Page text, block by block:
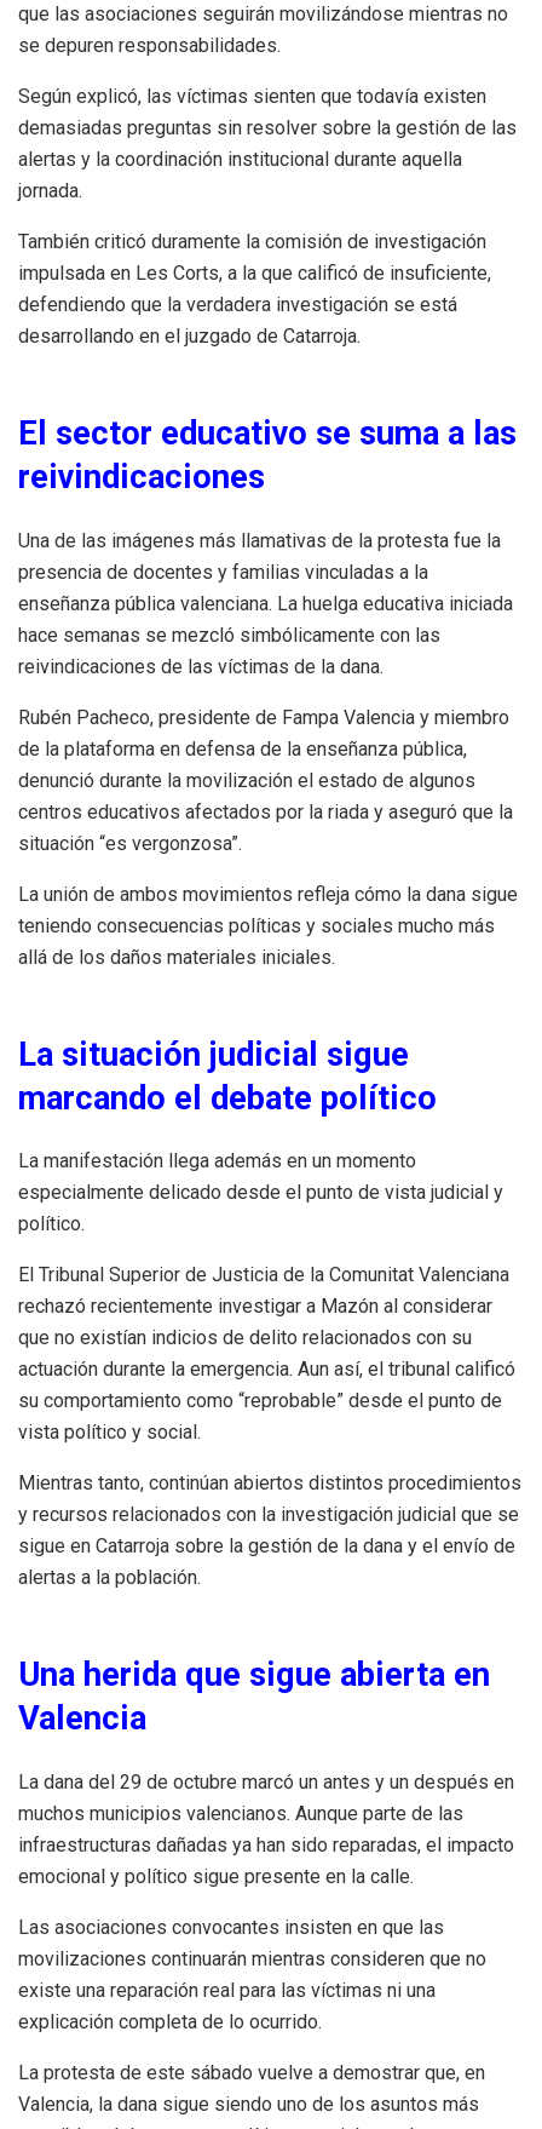
que las asociaciones seguirán movilizándose mientras no
se depuren responsabilidades.
Según explicó, las víctimas sienten que todavía existen
demasiadas preguntas sin resolver sobre la gestión de las
alertas y la coordinación institucional durante aquella
jornada.
También criticó duramente la comisión de investigación
impulsada en Les Corts, a la que calificó de insuficiente,
defendiendo que la verdadera investigación se está
desarrollando en el juzgado de Catarroja.
El sector educativo se suma a las
reivindicaciones
Una de las imágenes más llamativas de la protesta fue la
presencia de docentes y familias vinculadas a la
enseñanza pública valenciana. La huelga educativa iniciada
hace semanas se mezcló simbólicamente con las
reivindicaciones de las víctimas de la dana.
Rubén Pacheco, presidente de Fampa Valencia y miembro
de la plataforma en defensa de la enseñanza pública,
denunció durante la movilización el estado de algunos
centros educativos afectados por la riada y aseguró que la
situación “es vergonzosa”.
La unión de ambos movimientos refleja cómo la dana sigue
teniendo consecuencias políticas y sociales mucho más
allá de los daños materiales iniciales.
La situación judicial sigue
marcando el debate político
La manifestación llega además en un momento
especialmente delicado desde el punto de vista judicial y
político.
El Tribunal Superior de Justicia de la Comunitat Valenciana
rechazó recientemente investigar a Mazón al considerar
que no existían indicios de delito relacionados con su
actuación durante la emergencia. Aun así, el tribunal calificó
su comportamiento como “reprobable” desde el punto de
vista político y social.
Mientras tanto, continúan abiertos distintos procedimientos
y recursos relacionados con la investigación judicial que se
sigue en Catarroja sobre la gestión de la dana y el envío de
alertas a la población.
Una herida que sigue abierta en
Valencia
La dana del 29 de octubre marcó un antes y un después en
muchos municipios valencianos. Aunque parte de las
infraestructuras dañadas ya han sido reparadas, el impacto
emocional y político sigue presente en la calle.
Las asociaciones convocantes insisten en que las
movilizaciones continuarán mientras consideren que no
existe una reparación real para las víctimas ni una
explicación completa de lo ocurrido.
La protesta de este sábado vuelve a demostrar que, en
Valencia, la dana sigue siendo uno de los asuntos más